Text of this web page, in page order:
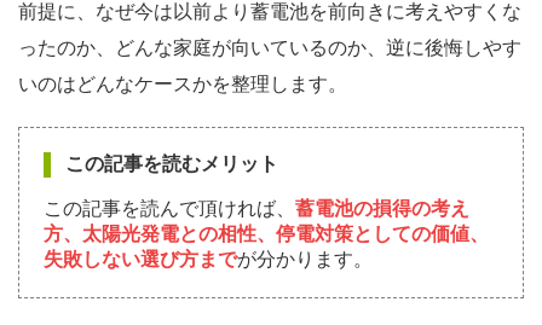
前提に、なぜ今は以前より蓄電池を前向きに考えやすくな
ったのか、どんな家庭が向いているのか、逆に後悔しやす
いのはどんなケースかを整理します。
この記事を読むメリット
この記事を読んで頂ければ、 蓄電池の損得の考え
方、太陽光発電との相性、停電対策としての価値、
失敗しない選び方までが分かります。